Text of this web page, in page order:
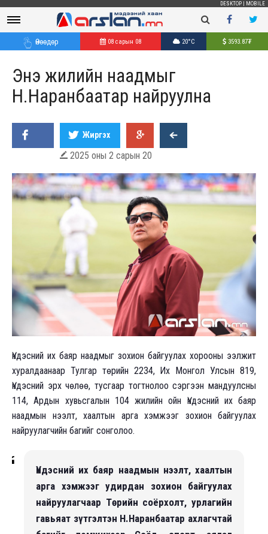
DESKTOP MOBILE
Өнөөдөр 08 сарын 08 20°C 3593.87₮
Энэ жилийн наадмыг
Н.Наранбаатар найруулна
Жиргэх
 2025 оны 2 сарын 20
Үндэсний их баяр наадмыг зохион байгуулах хорооны ээлжит
хуралдаанаар Тулгар төрийн 2234, Их Монгол Улсын 819,
Үндэсний эрх чөлөө, тусгаар тогтнолоо сэргээн мандуулсны
114, Ардын хувьсгалын 104 жилийн ойн Үндэсний их баяр
наадмын нээлт, хаалтын арга хэмжээг зохион байгуулах
найруулагчийн багийг сонголоо.
Үндэсний их баяр наадмын нээлт, хаалтын
арга хэмжээг удирдан зохион байгуулах
найруулагчаар Төрийн соёрхолт, урлагийн
гавьяат зүтгэлтэн Н.Наранбаатар ахлагчтай